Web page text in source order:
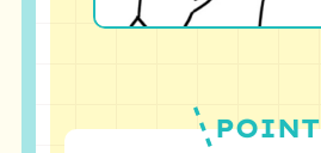
POINT